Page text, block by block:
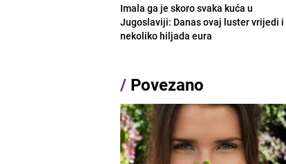
Imala ga je skoro svaka kuća u
Jugoslaviji: Danas ovaj luster vrijedi i
nekoliko hiljada eura
/ Povezano